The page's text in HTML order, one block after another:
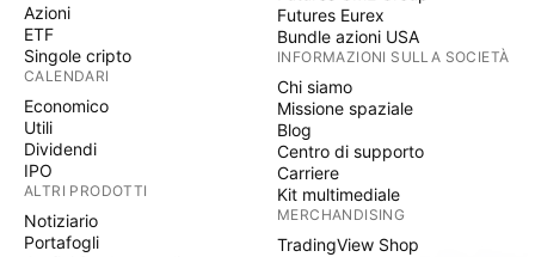
Azioni
ETF
Singole cripto
CALENDARI
Economico
Utili
Dividendi
IPO
ALTRI PRODOTTI
Notiziario
Portafogli
Futures Eurex
Bundle azioni USA
INFORMAZIONI SULLA SOCIETÀ
Chi siamo
Missione spaziale
Blog
Centro di supporto
Carriere
Kit multimediale
MERCHANDISING
TradingView Shop